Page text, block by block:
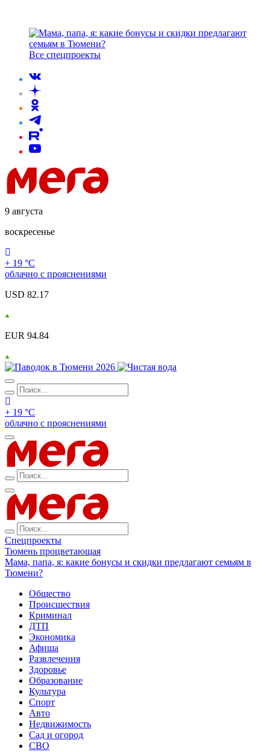
Все спецпроекты
9 августа
воскресенье
+ 19 °С
облачно с прояснениями
USD 82.17
EUR 94.84
+ 19 °С
облачно с прояснениями
Спецпроекты
Тюмень процветающая
Мама, папа, я: какие бонусы и скидки предлагают семьям в
Тюмени?
Общество
Происшествия
Криминал
ДТП
Экономика
Афиша
Развлечения
Здоровье
Образование
Культура
Спорт
Авто
Недвижимость
Сад и огород
СВО